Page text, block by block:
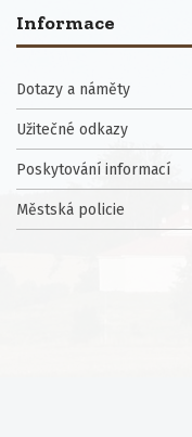
Informace
Dotazy a náměty
Užitečné odkazy
Poskytování informací
Městská policie